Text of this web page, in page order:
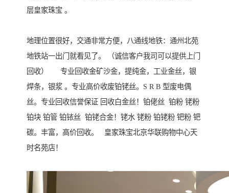
层皇家珠宝 。
地理位置很好，交通非常方便，八通线地铁：通州北苑
地铁站一出门就看见了。 （诚信客户我司可以提供上门
回收） 专业回收金矿沙金，提纯金，工业金丝，银
焊条，银浆 。专业高价收废铂铑丝。S R B 型废电偶
丝。专业回收信誉保证 回收白金丝！铂佬丝 铂粉 铑粉
铂块 铂管 铂铱丝 铂铑合金！铑水 铑粉 铂铑粉 钯粉 钯
碳。丰富，高价回收。 皇家珠宝北京华联购物中心天
时名苑店！